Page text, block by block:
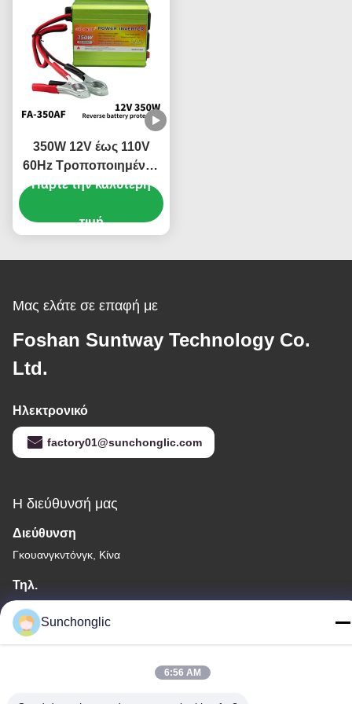
350W 12V έως 110V
60Hz Τροποποιημένος
μετατροπέας ισχύος
χρήση εκτός δικτύου
Πάρτε την καλύτερη
τιμή
Μας ελάτε σε επαφή με
Foshan Suntway Technology Co.
Ltd.
Ηλεκτρονικό
factory01@sunchonglic.com
Η διεύθυνσή μας
Διεύθυνση
Γκουανγκντόνγκ, Κίνα
Τηλ.
86--13711271181
Sunchonglic
6:56 AM